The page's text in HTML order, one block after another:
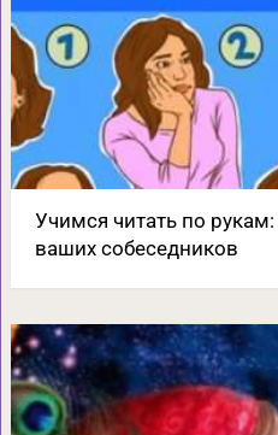
Учимся читать по
ваших собеседников